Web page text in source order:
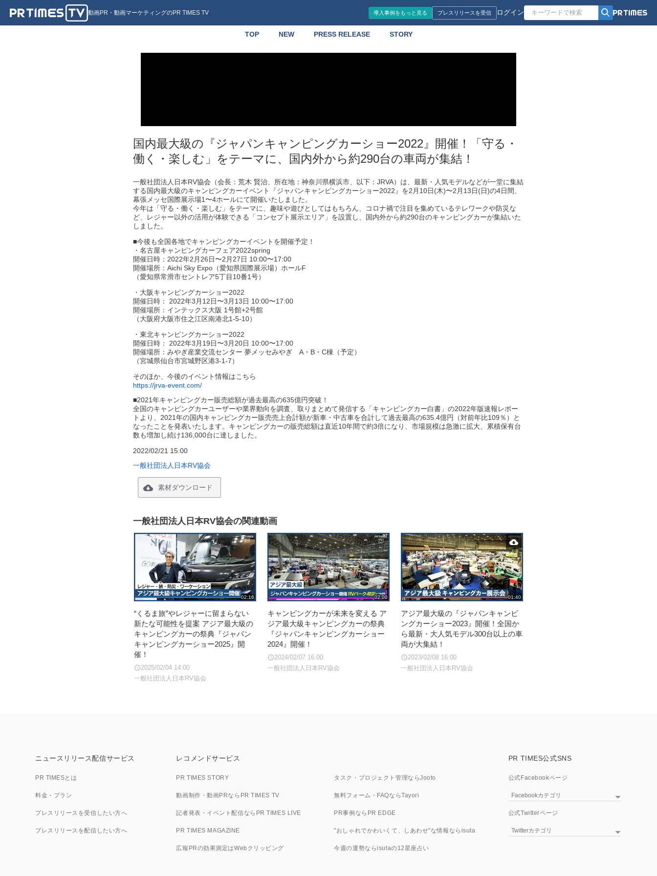
動画PR・動画マーケティングのPR TIMES TV 導入事例をもっと見る プレスリリースを受信 ログイン
TOP NEW PRESS RELEASE STORY
国内最大級の『ジャパンキャンピングカーショー2022』開催！「守る・
働く・楽しむ」をテーマに、国内外から約290台の車両が集結！
一般社団法人日本RV協会（会長：荒木 賢治、所在地：神奈川県横浜市、以下：JRVA）は、最新・人気モデルなどが一堂に集結
する国内最大級のキャンピングカーイベント『ジャパンキャンピングカーショー2022』を2月10日(木)〜2月13日(日)の4日間、
幕張メッセ国際展示場1〜4ホールにて開催いたしました。
今年は「守る・働く・楽しむ」をテーマに、趣味や遊びとしてはもちろん、コロナ禍で注目を集めているテレワークや防災な
ど、レジャー以外の活用が体験できる「コンセプト展示エリア」を設置し、国内外から約290台のキャンピングカーが集結いた
しました。
■今後も全国各地でキャンピングカーイベントを開催予定！
・名古屋キャンピングカーフェア2022spring
開催日時：2022年2月26日〜2月27日 10:00〜17:00
開催場所：Aichi Sky Expo（愛知県国際展示場）ホールF
（愛知県常滑市セントレア5丁目10番1号）
・大阪キャンピングカーショー2022
開催日時： 2022年3月12日〜3月13日 10:00〜17:00
開催場所：インテックス大阪 1号館+2号館
（大阪府大阪市住之江区南港北1-5-10）
・東北キャンピングカーショー2022
開催日時： 2022年3月19日〜3月20日 10:00〜17:00
開催場所：みやぎ産業交流センター 夢メッセみやぎ A・B・C棟（予定）
（宮城県仙台市宮城野区港3-1-7）
そのほか、今後のイベント情報はこちら
https://jrva-event.com/
■2021年キャンピングカー販売総額が過去最高の635億円突破！
全国のキャンピングカーユーザーや業界動向を調査、取りまとめて発信する「キャンピングカー白書」の2022年版速報レポー
トより、2021年の国内キャンピングカー販売売上合計額が新車・中古車を合計して過去最高の635.4億円（対前年比109％）と
なったことを発表いたします。キャンピングカーの販売総額は直近10年間で約3倍になり、市場規模は急激に拡大、累積保有台
数も増加し続け136,000台に達しました。
2022/02/21 15:00
一般社団法人日本RV協会
素材ダウンロード
一般社団法人日本RV協会の関連動画
02:16
“くるま旅”やレジャーに留まらない
新たな可能性を提案 アジア最大級の
キャンピングカーの祭典『ジャパン
キャンピングカーショー2025』開
催！
2025/02/04 14:00
一般社団法人日本RV協会
02:00
キャンピングカーが未来を変える ア
ジア最大級キャンピングカーの祭典
『ジャパンキャンピングカーショー
2024』開催！
2024/02/07 16:00
一般社団法人日本RV協会
01:40
アジア最大級の『ジャパンキャンピ
ングカーショー2023』開催！全国か
ら最新・大人気モデル300台以上の車
両が大集結！
2023/02/08 16:00
一般社団法人日本RV協会
ニュースリリース配信サービス
PR TIMESとは
料金・プラン
プレスリリースを受信したい方へ
プレスリリースを配信したい方へ
レコメンドサービス
PR TIMES STORY
動画制作・動画PRならPR TIMES TV
記者発表・イベント配信ならPR TIMES LIVE
PR TIMES MAGAZINE
広報PRの効果測定はWebクリッピング
タスク・プロジェクト管理ならJooto
無料フォーム・FAQならTayori
PR事例ならPR EDGE
"おしゃれでかわいくて、しあわせ"な情報ならisuta
今週の運勢ならisutaの12星座占い
PR TIMES公式SNS
公式Facebookページ
Facebookカテゴリ
公式Twitterページ
Twitterカテゴリ